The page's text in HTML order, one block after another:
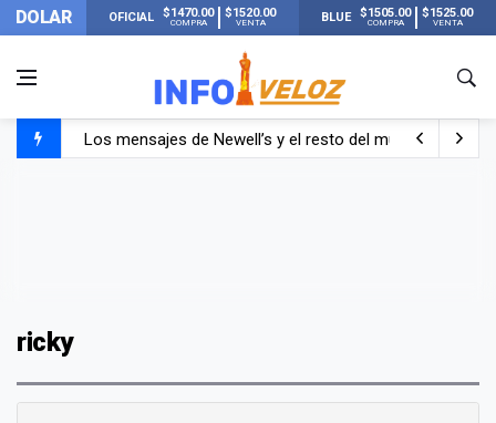
DOLAR OFICIAL $1470.00
COMPRA
$1520.00
VENTA BLUE $1505.00
COMPRA
$1525.00
VENTA
Los mensajes de Newell’s y el resto del mundo del
ricky